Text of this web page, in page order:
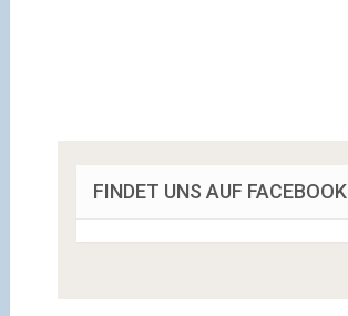
FINDET UNS AUF FACEBOOK